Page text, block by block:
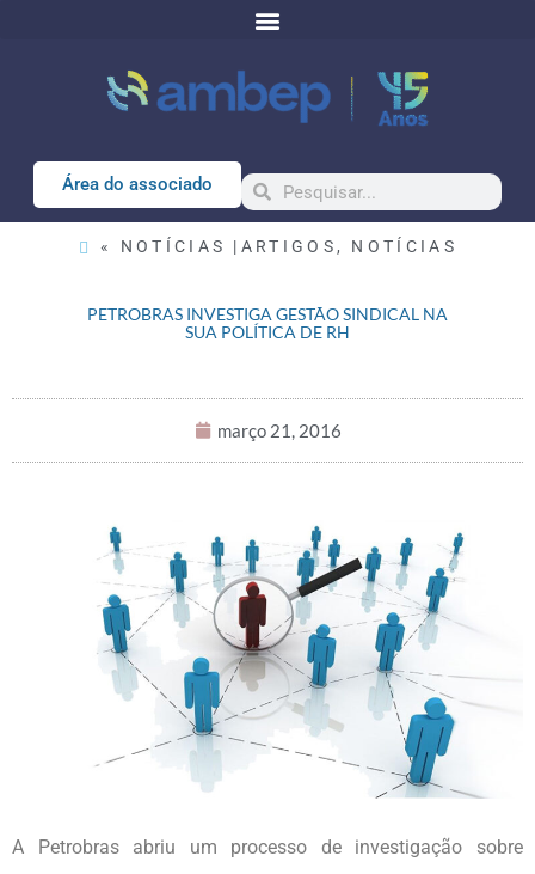
Área do associado
« NOTÍCIAS | ARTIGOS , NOTÍCIAS
PETROBRAS INVESTIGA GESTÃO SINDICAL NA
SUA POLÍTICA DE RH
março 21, 2016
A Petrobras abriu um processo de investigação sobre